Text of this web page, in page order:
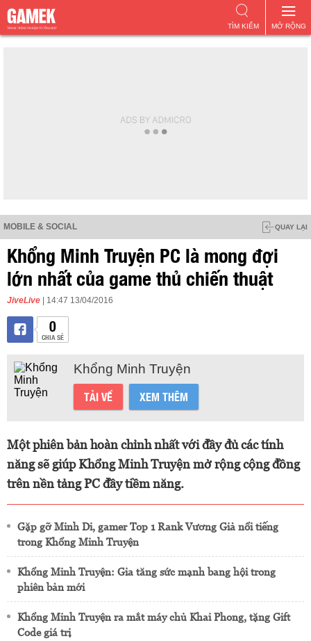
MỞ RỘNG
TÌM KIẾM
MOBILE & SOCIAL QUAY LẠI
Khổng Minh Truyện PC là mong đợi
lớn nhất của game thủ chiến thuật
JiveLive | 14:47 13/04/2016
0
CHIA SẺ
Khổng Minh Truyện
TẢI VỀ XEM THÊM
Một phiên bản hoàn chỉnh nhất với đầy đủ các tính
năng sẽ giúp Khổng Minh Truyện mở rộng cộng đồng
trên nền tảng PC đầy tiềm năng.
Gặp gỡ Minh Di, gamer Top 1 Rank Vương Giả nổi tiếng
trong Khổng Minh Truyện
Khổng Minh Truyện: Gia tăng sức mạnh bang hội trong
phiên bản mới
Khổng Minh Truyện ra mắt máy chủ Khai Phong, tặng Gift
Code giá trị